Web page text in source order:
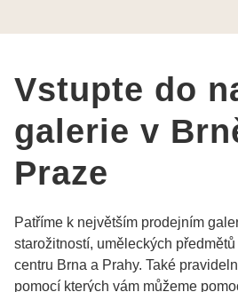
Vstupte do
galerie v
Praze
Patříme k největším prodejním
starožitností, uměleckých
centru Brna a Prahy. Také
pomocí kterých vám můžeme